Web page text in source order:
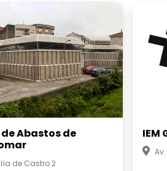
Abastos de
de Castro 2
IEM